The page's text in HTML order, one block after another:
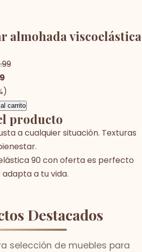
almohada viscoelástica
carrito
producto
a cualquier situación. Texturas
90 con oferta es perfecto
adapta a tu vida.
Destacados
selección de muebles para